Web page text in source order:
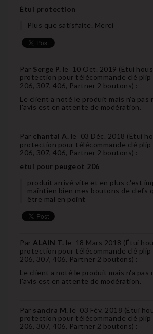
Étui protection
Plus que satisfaite. Merci
Par Serge P. le 10 Oct. 2019 (Étui
protection pour télécommande clé plip
206, 307, 406, Partner 2 boutons) :
Le client a noté le produit mais n'a pas
l'avis est en attente de modération.
Par chantal A. le 03 Déc. 2018 (Étui
protection pour télécommande clé plip
206, 307, 406, Partner 2 boutons) :
etui pour peugeot 206
produit arrivé vite et en plus c'est
maintien bien mes boutons de clefs
être mal en point
Par ALAIN T. le 18 Mars 2018 (Étui
protection pour télécommande clé plip
206, 307, 406, Partner 2 boutons) :
Le client a noté le produit mais n'a pas
l'avis est en attente de modération.
Par sandra M. le 03 Fév. 2018 (Étui
protection pour télécommande clé plip
206, 307, 406, Partner 2 boutons) :